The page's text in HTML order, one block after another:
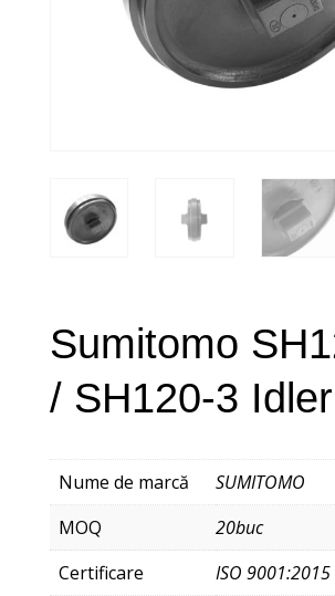
Sumitomo
/ SH120-3 Idler
Nume de marcă
SUMITOMO
MOQ
20buc
Certificare
ISO 9001:2015